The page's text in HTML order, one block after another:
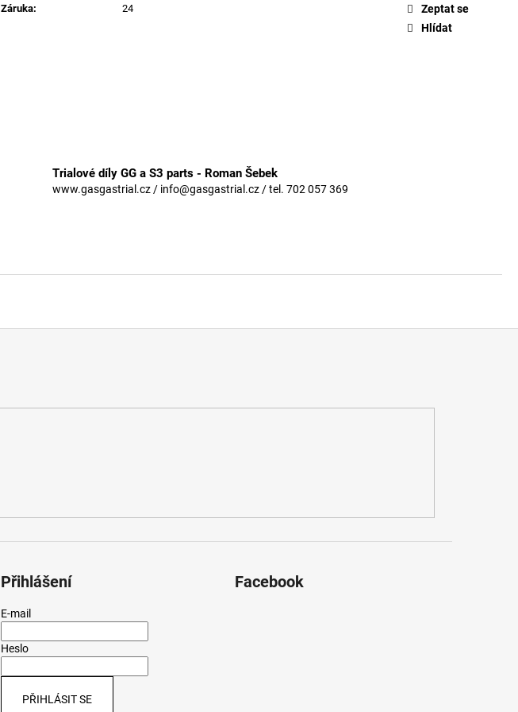
Záruka: 24
Zeptat se
Hlídat
Trialové díly GG a S3 parts - Roman Šebek
www.gasgastrial.cz / info@gasgastrial.cz / tel. 702 057 369
Přihlášení
E-mail
Heslo
PŘIHLÁSIT SE
Facebook